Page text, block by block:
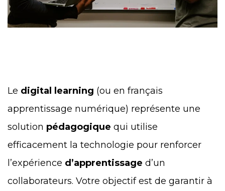
Le digital learning (ou en français
apprentissage numérique) représente une
solution pédagogique qui utilise
efficacement la technologie pour renforcer
l’expérience d’apprentissage d’un
collaborateurs. Votre objectif est de garantir à